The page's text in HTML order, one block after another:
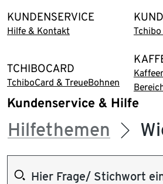
KUNDENSERVICE
Hilfe & Kontakt
TCHIBOCARD
TchiboCard & TreueBohnen
Kundenservice & Hilfe
Hilfethemen